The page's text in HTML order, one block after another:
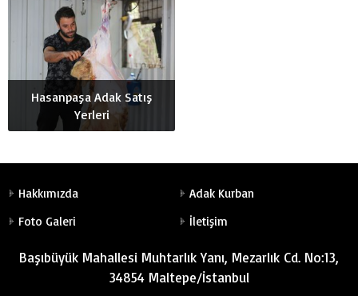
Hasanpaşa Adak Satış
Yerleri
Hakkımızda
Adak Kurban
Foto Galeri
İletişim
Başıbüyük Mahallesi Muhtarlık Yanı, Mezarlık Cd. No:13,
34854 Maltepe/İstanbul